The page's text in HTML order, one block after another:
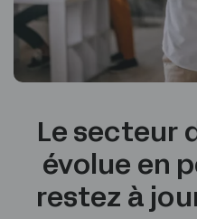
Le secteur
évolue en
restez à